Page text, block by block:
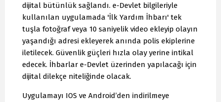
dijital bütünlük sağlandı. e-Devlet bilgileriyle
kullanılan uygulamada 'İlk Yardım İhbarı' tek
tuşla fotoğraf veya 10 saniyelik video ekleyip olayın
yaşandığı adresi ekleyerek anında polis ekiplerine
iletilecek. Güvenlik güçleri hızla olay yerine intikal
edecek. İhbarlar e-Devlet üzerinden yapılacağı için
dijital dilekçe niteliğinde olacak.
Uygulamayı IOS ve Android’den indirilmeye